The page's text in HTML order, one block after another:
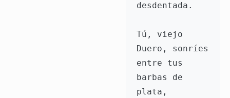
desdentada.
Tú, viejo
Duero, sonríes
entre tus
barbas de
plata,